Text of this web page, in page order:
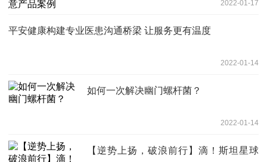
2022-01-17
平安健康构建专业医患沟通桥梁 让服务更有温度
2022-01-14
如何一次解决幽门螺杆菌？
2022-01-14
【逆势上扬，破浪前行】滴！斯坦星球